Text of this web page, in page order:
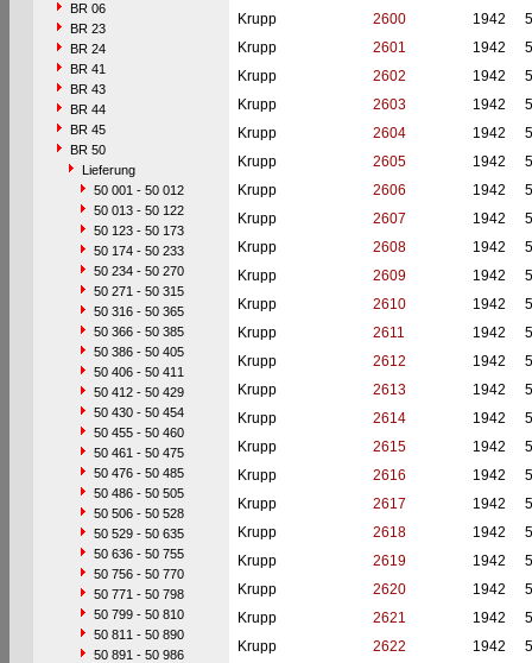
BR 06
BR 23
BR 24
BR 41
BR 43
BR 44
BR 45
BR 50
Lieferung
50 001 - 50 012
50 013 - 50 122
50 123 - 50 173
50 174 - 50 233
50 234 - 50 270
50 271 - 50 315
50 316 - 50 365
50 366 - 50 385
50 386 - 50 405
50 406 - 50 411
50 412 - 50 429
50 430 - 50 454
50 455 - 50 460
50 461 - 50 475
50 476 - 50 485
50 486 - 50 505
50 506 - 50 528
50 529 - 50 635
50 636 - 50 755
50 756 - 50 770
50 771 - 50 798
50 799 - 50 810
50 811 - 50 890
50 891 - 50 986
Krupp
2600 1942
Krupp
2601 1942
Krupp
2602 1942
Krupp
2603 1942
Krupp
2604 1942
Krupp
2605 1942
Krupp
2606 1942
Krupp
2607 1942
Krupp
2608 1942
Krupp
2609 1942
Krupp
2610 1942
Krupp
2611 1942
Krupp
2612 1942
Krupp
2613 1942
Krupp
2614 1942
Krupp
2615 1942
Krupp
2616 1942
Krupp
2617 1942
Krupp
2618 1942
Krupp
2619 1942
Krupp
2620 1942
Krupp
2621 1942
Krupp
2622 1942